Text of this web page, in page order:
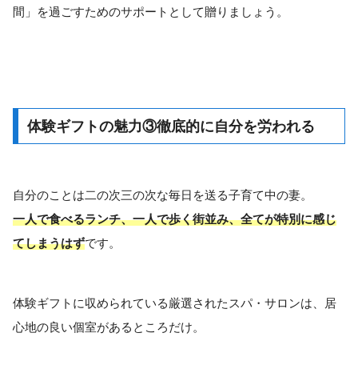
間」を過ごすためのサポートとして贈りましょう。
体験ギフトの魅力③徹底的に自分を労われる
自分のことは二の次三の次な毎日を送る子育て中の妻。
一人で食べるランチ、一人で歩く街並み、全てが特別に感じ
てしまうはずです。
体験ギフトに収められている厳選されたスパ・サロンは、居
心地の良い個室があるところだけ。